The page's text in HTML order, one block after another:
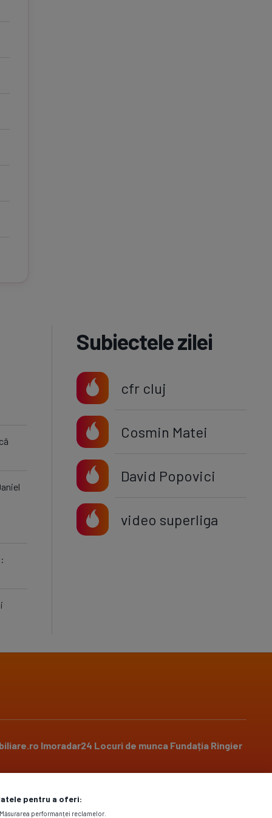
Subiectele zilei
cfr cluj
Cosmin Matei
David Popovici
video superliga
Imoradar24 Locuri de munca Fundația Ringier
pentru a oferi:
performanței reclamelor.